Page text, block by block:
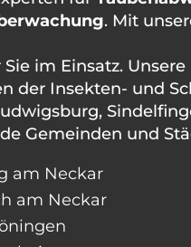
. Mit
im Einsatz.
der Insekten- und
Gemeinden und
am Neckar
am Neckar